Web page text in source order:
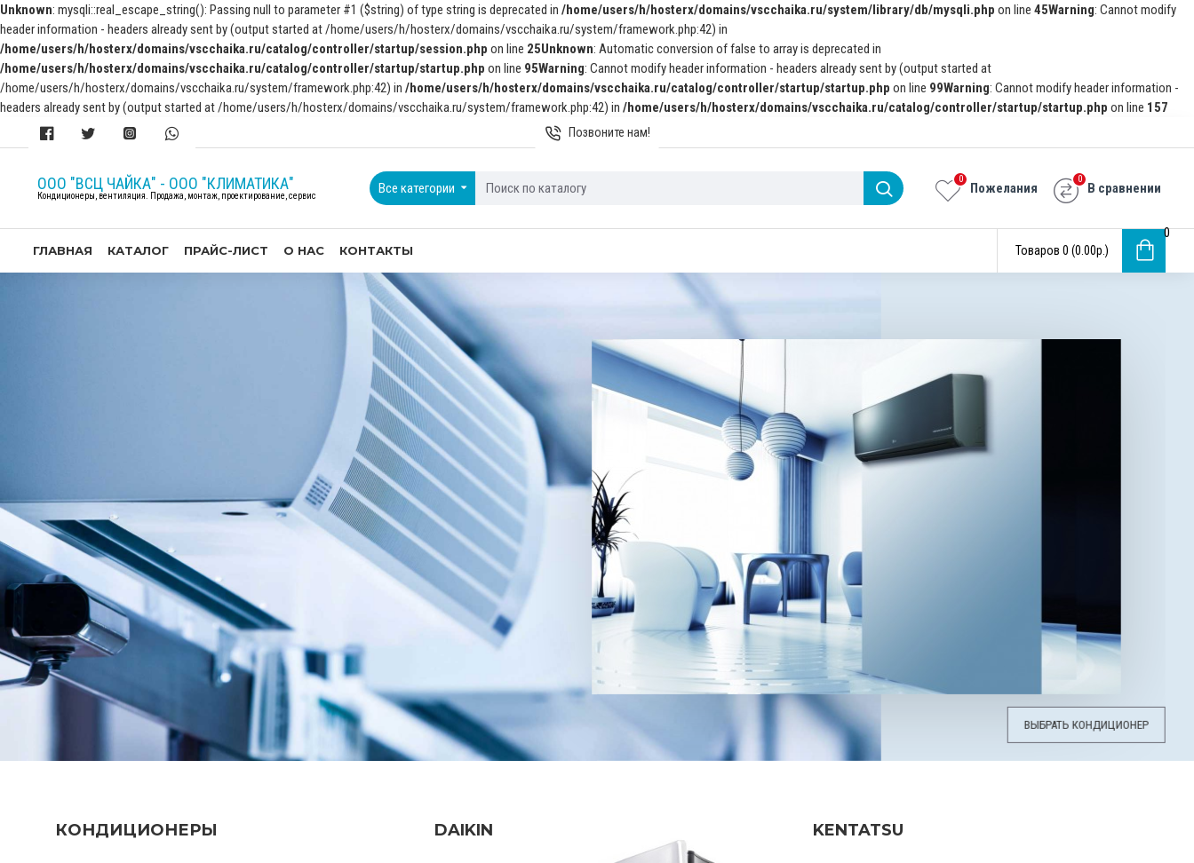
Unknown: mysqli::real_escape_string(): Passing null to parameter #1 ($string) of type string is deprecated in /home/users/h/hosterx/domains/vscchaika.ru/system/library/db/mysqli.php on line 45Warning: Cannot modify
header information - headers already sent by (output started at /home/users/h/hosterx/domains/vscchaika.ru/system/framework.php:42) in
/home/users/h/hosterx/domains/vscchaika.ru/catalog/controller/startup/session.php on line 25Unknown: Automatic conversion of false to array is deprecated in
/home/users/h/hosterx/domains/vscchaika.ru/catalog/controller/startup/startup.php on line 95Warning: Cannot modify header information - headers already sent by (output started at
/home/users/h/hosterx/domains/vscchaika.ru/system/framework.php:42) in /home/users/h/hosterx/domains/vscchaika.ru/catalog/controller/startup/startup.php on line 99Warning: Cannot modify header information -
headers already sent by (output started at /home/users/h/hosterx/domains/vscchaika.ru/system/framework.php:42) in /home/users/h/hosterx/domains/vscchaika.ru/catalog/controller/startup/startup.php on line 157
Позвоните нам!
ООО "ВСЦ ЧАЙКА" - ООО "КЛИМАТИКА"
Кондиционеры, вентиляция. Продажа, монтаж, проектирование, сервис Все категории Пожелания
0
В сравнении
0
ГЛАВНАЯ КАТАЛОГ ПРАЙС-ЛИСТ О НАС КОНТАКТЫ Товаров 0 (0.00р.)
0
ПОСМОТРЕТЬ
КОНДИЦИОНЕРЫ DAIKIN KENTATSU